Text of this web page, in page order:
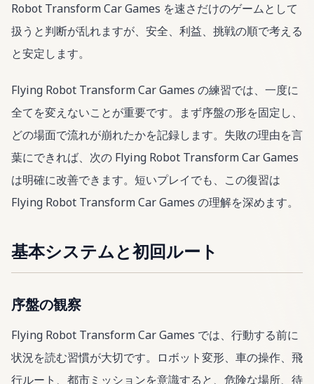
Robot Transform Car Games を速さだけのゲームとして
扱うと判断が乱れますが、安全、利益、挑戦の順で考える
と安定します。
Flying Robot Transform Car Games の練習では、一度に
全てを変えないことが重要です。まず序盤の形を固定し、
どの場面で流れが崩れたかを記録します。失敗の理由を言
葉にできれば、次の Flying Robot Transform Car Games
は明確に改善できます。短いプレイでも、この復習は
Flying Robot Transform Car Games の理解を深めます。
基本システムと初回ルート
序盤の観察
Flying Robot Transform Car Games では、行動する前に
状況を読む習慣が大切です。ロボット変形、車の操作、飛
行ルート、都市ミッションを意識すると、危険な場所、待